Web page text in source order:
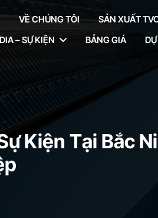
VỀ CHÚNG TÔI SẢN XUẤT
– SỰ KIỆN
BẢNG GIÁ
Kiện Tại Bắc